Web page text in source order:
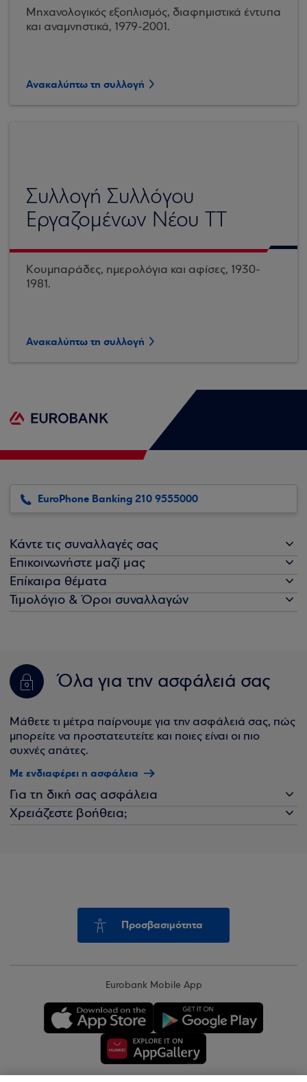
Μηχανολογικός εξοπλισμός, διαφημιστικά έντυπα
και αναμνηστικά, 1979-2001.
Ανακαλύπτω τη συλλογή
Συλλογή Συλλόγου
Εργαζομένων Νέου ΤΤ
Κουμπαράδες, ημερολόγια και αφίσες, 1930-
1981.
Ανακαλύπτω τη συλλογή
EuroPhone Banking 210 9555000
Κάντε τις συναλλαγές σας
Επικοινωνήστε μαζί μας
Επίκαιρα θέματα
Τιμολόγιο & Όροι συναλλαγών
Όλα για την ασφάλειά σας
Μάθετε τι μέτρα παίρνουμε για την ασφάλειά σας, πώς
μπορείτε να προστατευτείτε και ποιες είναι οι πιο
συχνές απάτες.
Με ενδιαφέρει η ασφάλεια
Για τη δική σας ασφάλεια
Χρειάζεστε βοήθεια;
Προσβασιμότητα
Eurobank Mobile App